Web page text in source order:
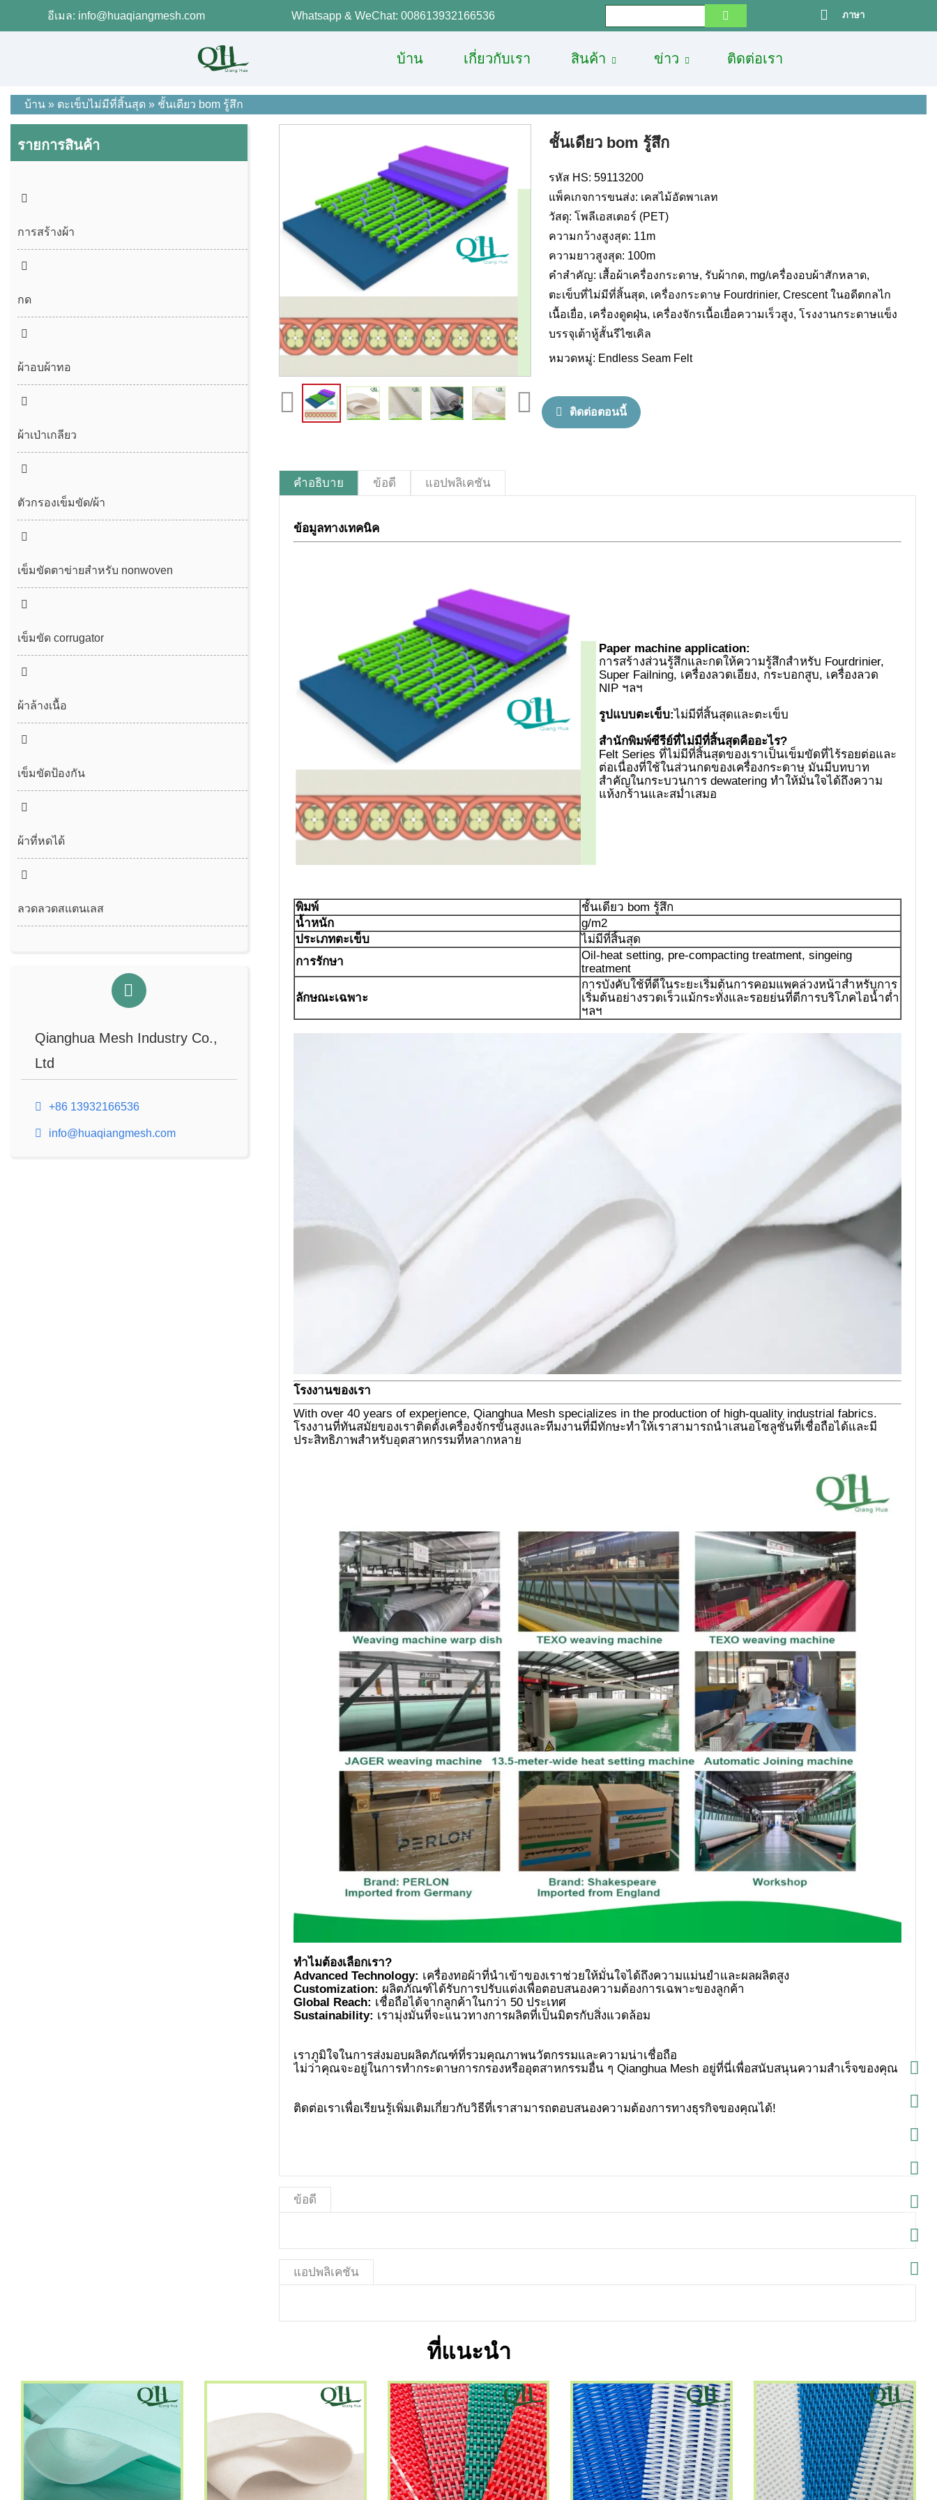
อีเมล: info@huaqiangmesh.com Whatsapp & WeChat: 008613932166536 ภาษา
บ้าน เกี่ยวกับเรา สินค้า ข่าว ติดต่อเรา
บ้าน » ตะเข็บไม่มีที่สิ้นสุด » ชั้นเดียว bom รู้สึก
รายการสินค้า
การสร้างผ้า
กด
ตะเข็บไม่มีที่สิ้นสุด
ผ้าอบผ้าทอ
ผ้าเป่าเกลียว
ตัวกรองเข็มขัด/ผ้า
เข็มขัดกรองเกลียวกด
ผ้ากรอง
เข็มขัดสูญญากาศ
เข็มขัดตาข่ายสำหรับ nonwoven
เข็มขัดตาข่าย spunbond/meltblown
เข็มขัด corrugator
ผ้าล้างเนื้อ
เข็มขัดป้องกัน
ผ้าที่หดได้
ลวดลวดสแตนเลส
Qianghua Mesh Industry Co.,
Ltd
+86 13932166536
info@huaqiangmesh.com
ชั้นเดียว bom รู้สึก
รหัส HS: 59113200
แพ็คเกจการขนส่ง: เคสไม้อัดพาเลท
วัสดุ: โพลีเอสเตอร์ (PET)
ความกว้างสูงสุด: 11m
ความยาวสูงสุด: 100m
คำสำคัญ: เสื้อผ้าเครื่องกระดาษ, รับผ้ากด, mg/เครื่องอบผ้าสักหลาด,
ตะเข็บที่ไม่มีที่สิ้นสุด, เครื่องกระดาษ Fourdrinier, Crescent ในอดีตกลไก
เนื้อเยื่อ, เครื่องดูดฝุ่น, เครื่องจักรเนื้อเยื่อความเร็วสูง, โรงงานกระดาษแข็ง
บรรจุเต้าหู้สั้นรีไซเคิล
หมวดหมู่: Endless Seam Felt
ติดต่อตอนนี้
คำอธิบาย ข้อดี แอปพลิเคชัน
ข้อมูลทางเทคนิค
Paper machine application:
การสร้างส่วนรู้สึกและกดให้ความรู้สึกสำหรับ Fourdrinier,
Super Failning, เครื่องลวดเอียง, กระบอกสูบ, เครื่องลวด
NIP ฯลฯ
รูปแบบตะเข็บ:ไม่มีที่สิ้นสุดและตะเข็บ
สำนักพิมพ์ซีรีย์ที่ไม่มีที่สิ้นสุดคืออะไร?
Felt Series ที่ไม่มีที่สิ้นสุดของเราเป็นเข็มขัดที่ไร้รอยต่อและ
ต่อเนื่องที่ใช้ในส่วนกดของเครื่องกระดาษ มันมีบทบาท
สำคัญในกระบวนการ dewatering ทำให้มั่นใจได้ถึงความ
แห้งกร้านและสม่ำเสมอ
พิมพ์
ชั้นเดียว bom รู้สึก
น้ำหนัก
g/m2
ประเภทตะเข็บ
ไม่มีที่สิ้นสุด
การรักษา
Oil-heat setting, pre-compacting treatment, singeing
treatment
ลักษณะเฉพาะ
การบังคับใช้ที่ดีในระยะเริ่มต้นการคอมแพคล่วงหน้าสำหรับการ
เริ่มต้นอย่างรวดเร็วแม้กระทั่งและรอยย่นที่ดีการบริโภคไอน้ำต่ำ
ฯลฯ
โรงงานของเรา
With over 40 years of experience, Qianghua Mesh specializes in the production of high-quality industrial fabrics.
โรงงานที่ทันสมัยของเราติดตั้งเครื่องจักรขั้นสูงและทีมงานที่มีทักษะทำให้เราสามารถนำเสนอโซลูชั่นที่เชื่อถือได้และมี
ประสิทธิภาพสำหรับอุตสาหกรรมที่หลากหลาย
ทำไมต้องเลือกเรา?
Advanced Technology:
Customization:
Global Reach:
เชื่อถือได้จากลูกค้าในกว่า 50 ประเทศ
Sustainability:
เราภูมิใจในการส่งมอบผลิตภัณฑ์ที่รวมคุณภาพนวัตกรรมและความน่าเชื่อถือ
ติดต่อเราเพื่อเรียนรู้เพิ่มเติมเกี่ยวกับวิธีที่เราสามารถตอบสนองความต้องการทางธุรกิจของคุณได้!
ข้อดี
แอปพลิเคชัน
ที่แนะนำ